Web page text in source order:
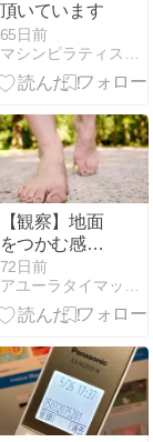
頂いています
65日前
【観察】地面
をつかむ感覚
が戻ってきた
72日前
アユーラタイマッサージスクール